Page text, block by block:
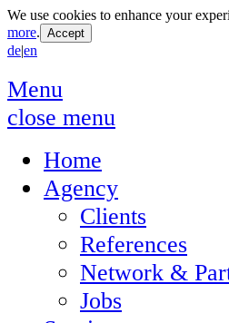
We use cookies to enhance your
more.
de|en
Menu
close menu
Home
Agency
Clients
References
Network &
Jobs